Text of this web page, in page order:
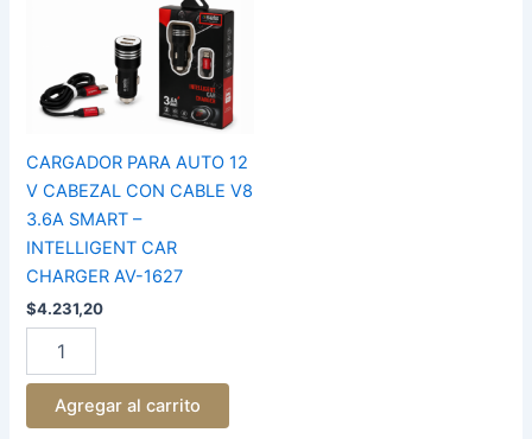
CARGADOR PARA AUTO 12
V CABEZAL CON CABLE V8
3.6A SMART –
INTELLIGENT CAR
CHARGER AV-1627
$4.231,20
CABLE
V8
SMART
INTELLIGENT
CAR
CHARGER
AV-
1627
cantidad
Agregar al carrito